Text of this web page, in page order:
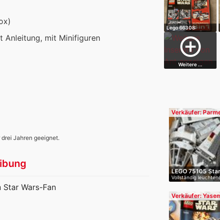
Lego 66308:
Superpack 3 in 1
add_circle_outline
Weitere ...
Verkäufer:
Randhawa
LEGO 75105
Vollständig
Verkäufer:
Anleitung, mit Minifiguren
Jahren geeignet.
Wars-Fan